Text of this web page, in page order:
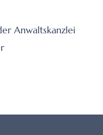
Anwaltskanzlei